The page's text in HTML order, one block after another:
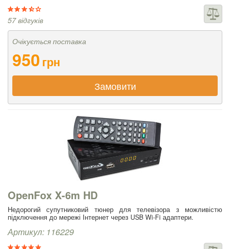
57 відгуків
Очікується поставка
950грн
Замовити
OpenFox X-6m HD
Недорогий супутниковий тюнер для телевізора з можливістю
підключення до мережі Інтернет через USB Wi-Fi адаптери.
Артикул: 116229